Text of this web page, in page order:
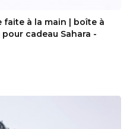
à la main | boîte à
cadeau Sahara -